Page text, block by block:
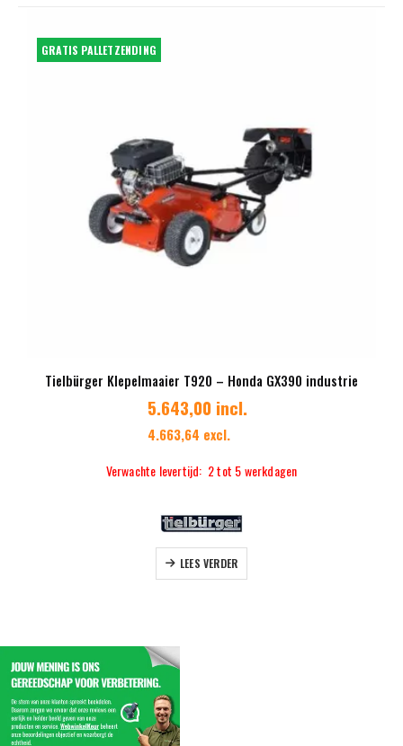
GRATIS PALLETZENDING
Tielbürger Klepelmaaier T920 – Honda GX390 industrie
5.643,00 incl.
4.663,64 excl.
Verwachte levertijd: 2 tot 5 werkdagen
LEES VERDER